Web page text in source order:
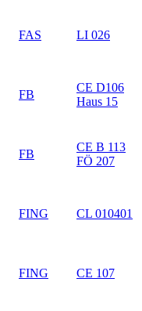
FAS LI 026
FB
CE D106
Haus 15
FB
CE B 113
FÖ 207
FING CL 010401
FING CE 107